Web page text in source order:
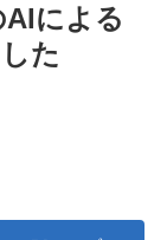
AIによる
た